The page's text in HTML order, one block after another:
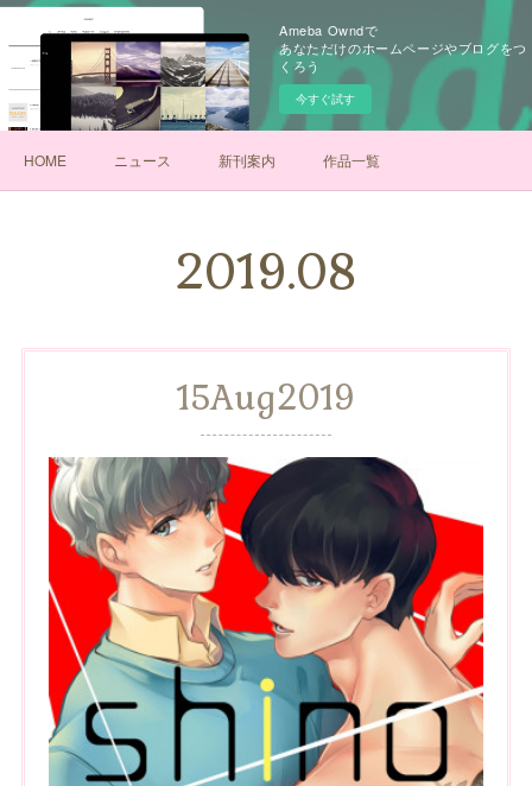
Ameba Owndで
あなただけのホームページやブログをつ
くろう
今すぐ試す
HOME ニュース 新刊案内 作品一覧
2019.08
15Aug2019